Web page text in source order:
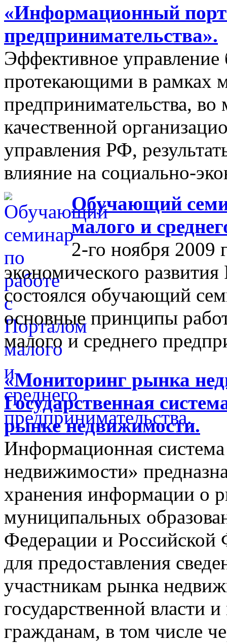
«Информационный
предпринимательства».
Эффективное управление
протекающими в рамках
предпринимательства,
качественной
управления РФ,
влияние на социально-
Обучающий
малого и
2-го ноября 2009
экономического
состоялся обучающий
основные принципы
малого и среднего
«Мониторинг рынка
Государственная
рынке недвижимости.
Информационная
недвижимости»
хранения информации о
муниципальных
Федерации и Российской
для предоставления
участникам рынка
государственной власти
гражданам, в том числе